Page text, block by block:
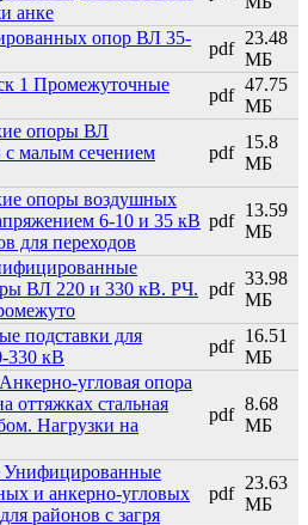
анке
опор ВЛ 35-
pdf
23.48
МБ
1 Промежуточные
pdf
47.75
МБ
опоры ВЛ
малым сечением
pdf
15.8
МБ
опоры воздушных
6-10 и 35 кВ
для переходов
pdf
13.59
МБ
ВЛ 220 и 330 кВ. РЧ. pdf
33.98
МБ
подставки для
330 кВ
pdf
16.51
МБ
угловая опора
оттяжках стальная
Нагрузки на
pdf
8.68
МБ
Унифицированные
и анкерно-угловых
районов с загря
pdf
23.63
МБ